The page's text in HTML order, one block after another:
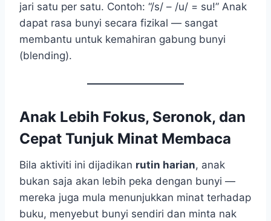
jari satu per satu. Contoh: “/s/ – /u/ = su!” Anak
dapat rasa bunyi secara fizikal — sangat
membantu untuk kemahiran gabung bunyi
(blending).
Anak Lebih Fokus, Seronok, dan
Cepat Tunjuk Minat Membaca
Bila aktiviti ini dijadikan rutin harian, anak
bukan saja akan lebih peka dengan bunyi —
mereka juga mula menunjukkan minat terhadap
buku, menyebut bunyi sendiri dan minta nak